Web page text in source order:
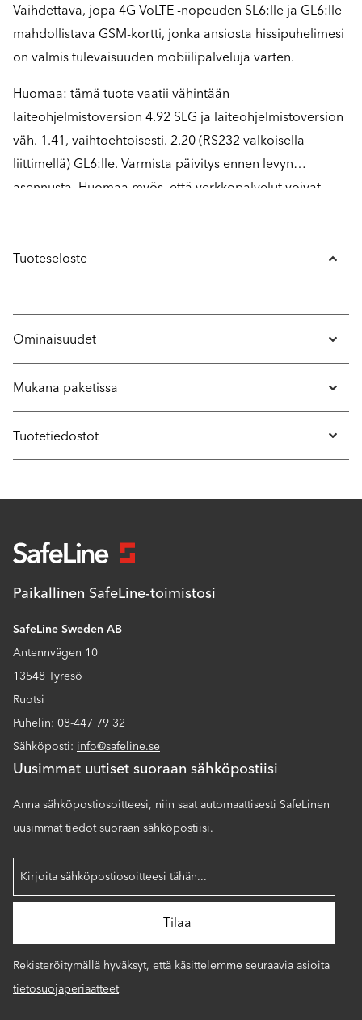
Vaihdettava, jopa 4G VoLTE -nopeuden SL6:lle ja GL6:lle
mahdollistava GSM-kortti, jonka ansiosta hissipuhelimesi
on valmis tulevaisuuden mobiilipalveluja varten.
Huomaa: tämä tuote vaatii vähintään
laiteohjelmistoversion 4.92 SLG ja laiteohjelmistoversion
väh. 1.41, vaihtoehtoisesti. 2.20 (RS232 valkoisella
liittimellä) GL6:lle. Varmista päivitys ennen levyn
asennusta. Huomaa myös, että verkkopalvelut voivat
yhteyttä omaan palveluntarjoajaasi lisätietoja varten
koskien 4G ja VoLTE omalla alueellasi.
Tuoteseloste
Ominaisuudet
Mukana paketissa
Tuotetiedostot
Paikallinen SafeLine-toimistosi
SafeLine Sweden AB
Antennvägen 10
13548 Tyresö
Ruotsi
Puhelin: 08-447 79 32
Sähköposti: info@safeline.se
Uusimmat uutiset suoraan sähköpostiisi
Anna sähköpostiosoitteesi, niin saat automaattisesti SafeLinen
uusimmat tiedot suoraan sähköpostiisi.
Rekisteröitymällä hyväksyt, että käsittelemme seuraavia asioita
tietosuojaperiaatteet